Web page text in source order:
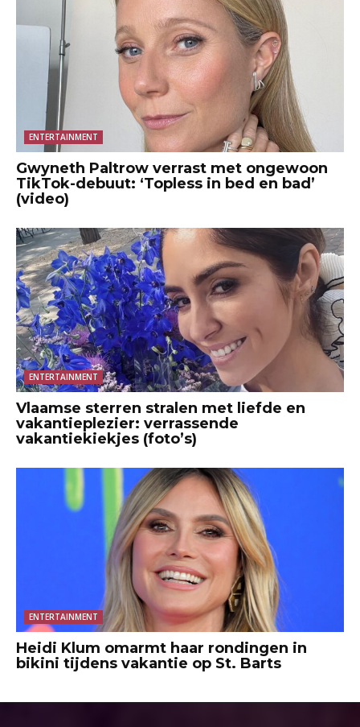
ENTERTAINMENT
Gwyneth Paltrow verrast met ongewoon
TikTok-debuut: ‘Topless in bed en bad’
(video)
ENTERTAINMENT
Vlaamse sterren stralen met liefde en
vakantieplezier: verrassende
vakantiekiekjes (foto’s)
ENTERTAINMENT
Heidi Klum omarmt haar rondingen in
bikini tijdens vakantie op St. Barts